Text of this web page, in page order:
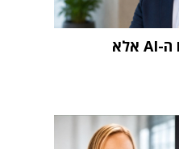
"האתגר הגדול אינו ה-AI אלא